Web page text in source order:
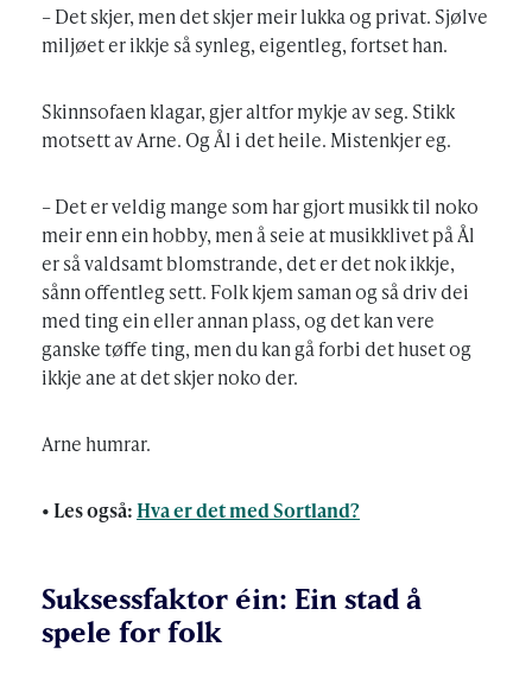
– Det skjer, men det skjer meir lukka og privat. Sjølve
miljøet er ikkje så synleg, eigentleg, fortset han.
Skinnsofaen klagar, gjer altfor mykje av seg. Stikk
motsett av Arne. Og Ål i det heile. Mistenkjer eg.
– Det er veldig mange som har gjort musikk til noko
meir enn ein hobby, men å seie at musikklivet på Ål
er så valdsamt blomstrande, det er det nok ikkje,
sånn offentleg sett. Folk kjem saman og så driv dei
med ting ein eller annan plass, og det kan vere
ganske tøffe ting, men du kan gå forbi det huset og
ikkje ane at det skjer noko der.
Arne humrar.
• Les også:Hva er det med Sortland?
Suksessfaktor éin: Ein stad å
spele for folk